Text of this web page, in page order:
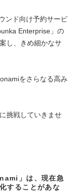
ンド向け予約サービ
Enterprise」の
し、きめ細かなサ
をさらなる高み
挑戦していきませ
」は、現在急
することがあな